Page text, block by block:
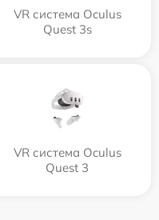
VR система Oculus
Quest 3s
VR система Oculus
Quest 3